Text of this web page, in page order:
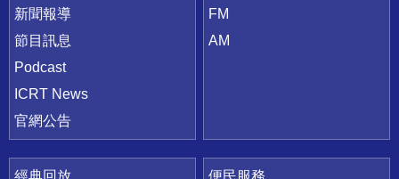
新聞報導
節目訊息
Podcast
ICRT News
官網公告
FM
AM
經典回放
便民服務